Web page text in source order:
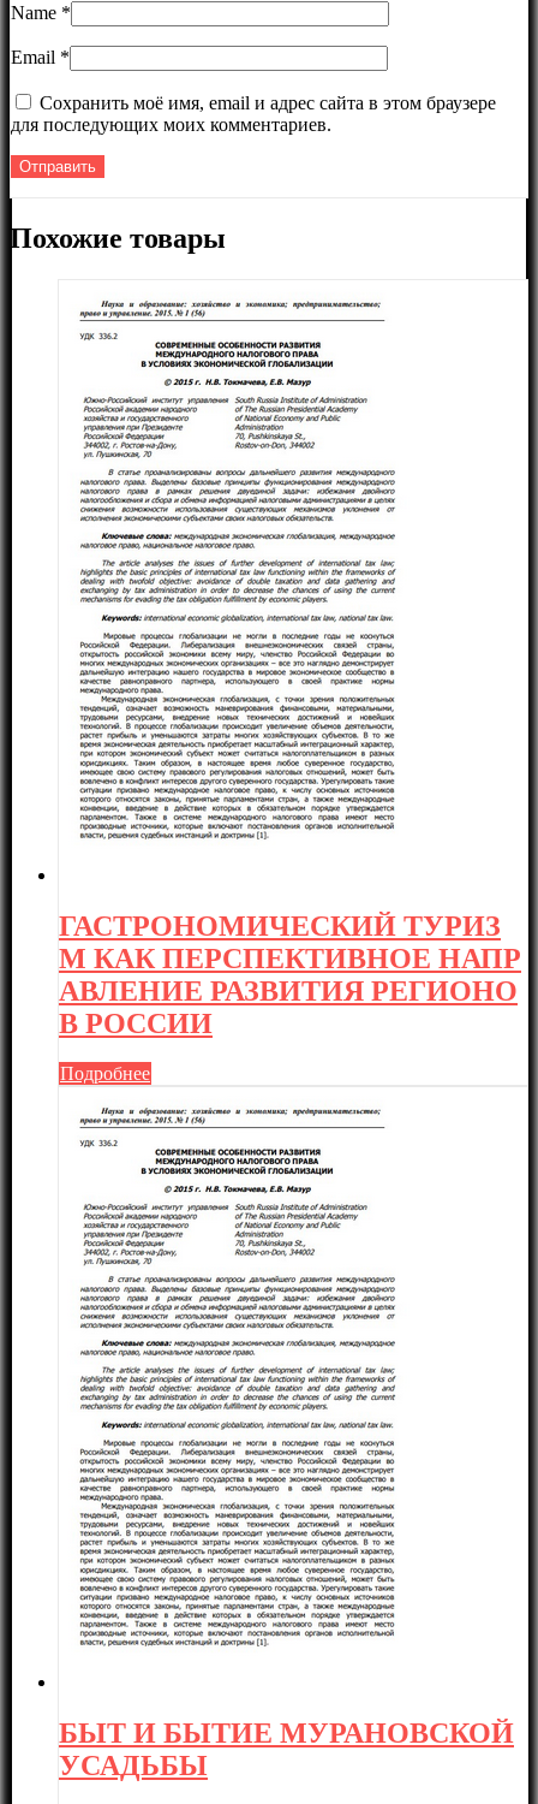
Name *
Email *
Сохранить моё имя, email и адрес сайта в этом браузере
для последующих моих комментариев.
Похожие товары
ГАСТРОНОМИЧЕСКИЙ ТУРИЗ
М КАК ПЕРСПЕКТИВНОЕ НАПР
АВЛЕНИЕ РАЗВИТИЯ РЕГИОНО
В РОССИИ
Подробнее
БЫТ И БЫТИЕ МУРАНОВСКОЙ
УСАДЬБЫ